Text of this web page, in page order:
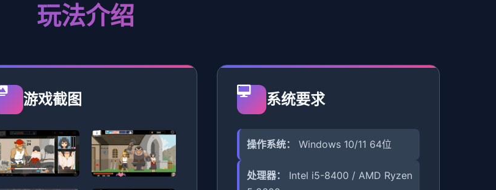
玩法介绍
游戏截图 系统要求
操作系统： Windows 10/11 64位
处理器：
Intel i5-8400 / AMD Ryzen